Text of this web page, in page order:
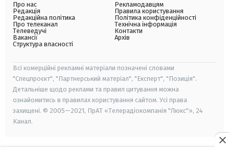
Про нас
Редакція
Редакційна політика
Про телеканал
Телеведучі
Вакансії
Структура власності
Рекламодавцям
Правила користування
Політика конфіденційності
Технічна інформація
Контакти
Архів
Всі комерційні рекламні матеріали позначені словами
"Спецпроєкт", "Партнерський матеріал", "Експерт", "Позиція".
Детальніше щодо реклами та правил цитування можна
ознайомитись в правилах користування сайтом. Усі права
захищені. © 2005—2021, ПрАТ «Телерадіокомпанія "Люкс"», 24
Канал.